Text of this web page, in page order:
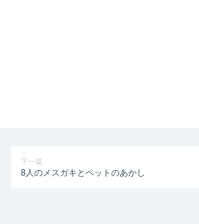
下一篇
8人のメスガキとペットのあかし